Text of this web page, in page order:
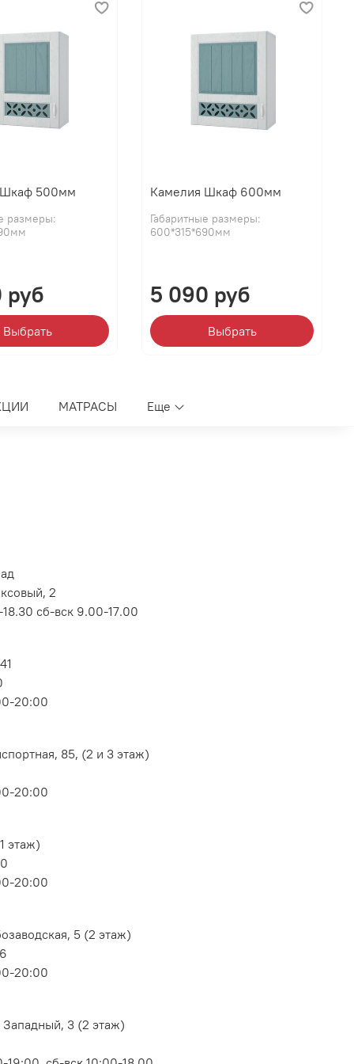
500мм
размеры:
руб
Выбрать
Камелия Шкаф 600мм
Габаритные размеры:
600*315*690мм
5 090 руб
Выбрать
МАТРАСЫ Еще
2
сб-вск 9.00-17.00
20:00
85, (2 и 3 этаж)
20:00
этаж)
20:00
5 (2 этаж)
20:00
3 (2 этаж)